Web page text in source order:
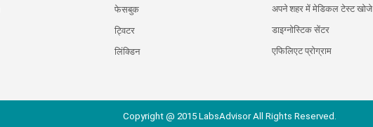
फेसबुक
ट्विटर
लिंक्डिन
अपने शहर में मेडिकल टेस्ट खोजे
डाइग्नोस्टिक सेंटर
एफिलिएट प्रोग्राम
Copyright @ 2015 LabsAdvisor All Rights Reserved.